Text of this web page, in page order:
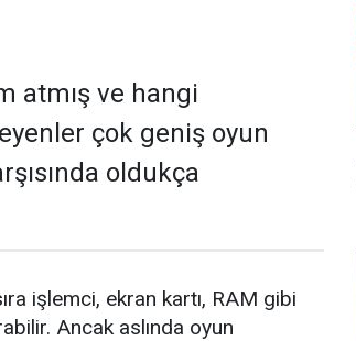
atmış ve hangi
çok geniş oyun
oldukça
işlemci, ekran kartı, RAM gibi
Ancak aslında oyun